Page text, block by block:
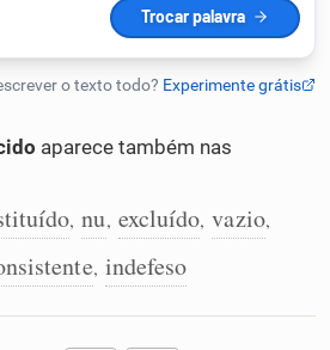
aparece também nas
, nu, excluído, vazio,
, indefeso